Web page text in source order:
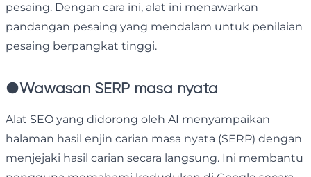
pesaing. Dengan cara ini, alat ini menawarkan
pandangan pesaing yang mendalam untuk penilaian
pesaing berpangkat tinggi.
●Wawasan SERP masa nyata
Alat SEO yang didorong oleh AI menyampaikan
halaman hasil enjin carian masa nyata (SERP) dengan
menjejaki hasil carian secara langsung. Ini membantu